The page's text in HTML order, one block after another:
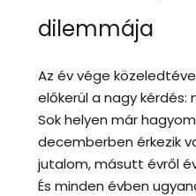
dilemmája
Az év vége
előkerül a nagy kérdés:
Sok helyen már
decemberben érkezik
jutalom, másutt évről
És minden évben